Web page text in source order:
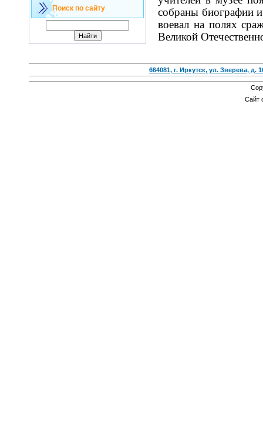
Поиск по сайту
собраны биографии
воевал на полях
Великой
664081, г. Иркутск, ул. Зверева, д.
Сайт